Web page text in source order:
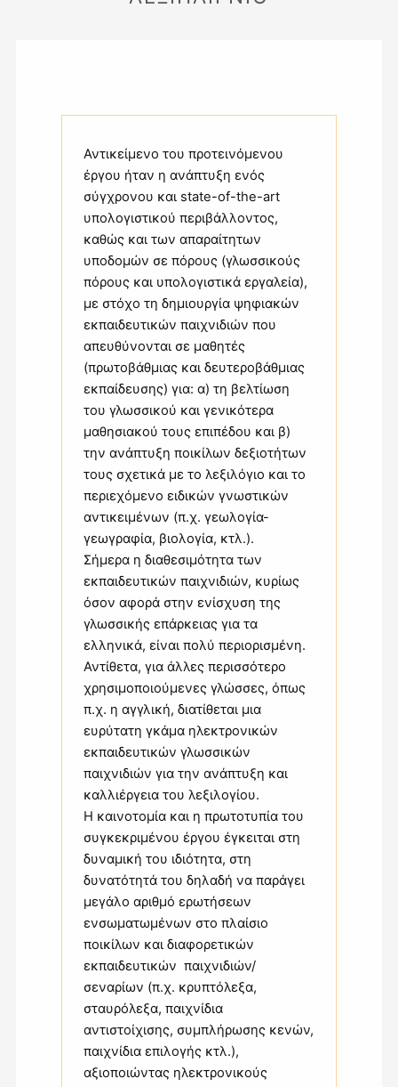
Αντικείμενο του προτεινόμενου
έργου ήταν η ανάπτυξη ενός
σύγχρονου και state-of-the-art
υπολογιστικού περιβάλλοντος,
καθώς και των απαραίτητων
υποδομών σε πόρους (γλωσσικούς
πόρους και υπολογιστικά εργαλεία),
με στόχο τη δημιουργία ψηφιακών
εκπαιδευτικών παιχνιδιών που
απευθύνονται σε μαθητές
(πρωτοβάθμιας και δευτεροβάθμιας
εκπαίδευσης) για: α) τη βελτίωση
του γλωσσικού και γενικότερα
μαθησιακού τους επιπέδου και β)
την ανάπτυξη ποικίλων δεξιοτήτων
τους σχετικά με το λεξιλόγιο και το
περιεχόμενο ειδικών γνωστικών
αντικειμένων (π.χ. γεωλογία-
γεωγραφία, βιολογία, κτλ.).
Σήμερα η διαθεσιμότητα των
εκπαιδευτικών παιχνιδιών, κυρίως
όσον αφορά στην ενίσχυση της
γλωσσικής επάρκειας για τα
ελληνικά, είναι πολύ περιορισμένη.
Αντίθετα, για άλλες περισσότερο
χρησιμοποιούμενες γλώσσες, όπως
π.χ. η αγγλική, διατίθεται μια
ευρύτατη γκάμα ηλεκτρονικών
εκπαιδευτικών γλωσσικών
παιχνιδιών για την ανάπτυξη και
καλλιέργεια του λεξιλογίου.
Η καινοτομία και η πρωτοτυπία του
συγκεκριμένου έργου έγκειται στη
δυναμική του ιδιότητα, στη
δυνατότητά του δηλαδή να παράγει
μεγάλο αριθμό ερωτήσεων
ενσωματωμένων στο πλαίσιο
ποικίλων και διαφορετικών
εκπαιδευτικών παιχνιδιών/
σεναρίων (π.χ. κρυπτόλεξα,
σταυρόλεξα, παιχνίδια
αντιστοίχισης, συμπλήρωσης κενών,
παιχνίδια επιλογής κτλ.),
αξιοποιώντας ηλεκτρονικούς